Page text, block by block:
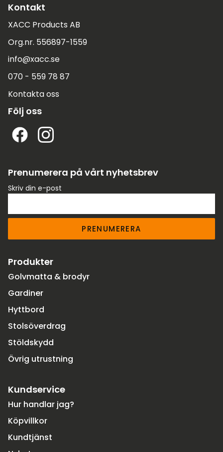
Kontakt
XACC Products AB
Org.nr. 556897-1559
info@xacc.se
070 - 559 78 87
Kontakta oss
Följ oss
Prenumerera på vårt nyhetsbrev
Skriv din e-post
PRENUMERERA
Produkter
Golvmatta & brodyr
Gardiner
Hyttbord
Stolsöverdrag
Stöldskydd
Övrig utrustning
Kundservice
Hur handlar jag?
Köpvillkor
Kundtjänst